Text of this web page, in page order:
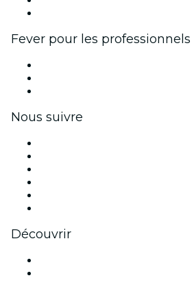
Fever pour les professionnels
Nous suivre
Découvrir